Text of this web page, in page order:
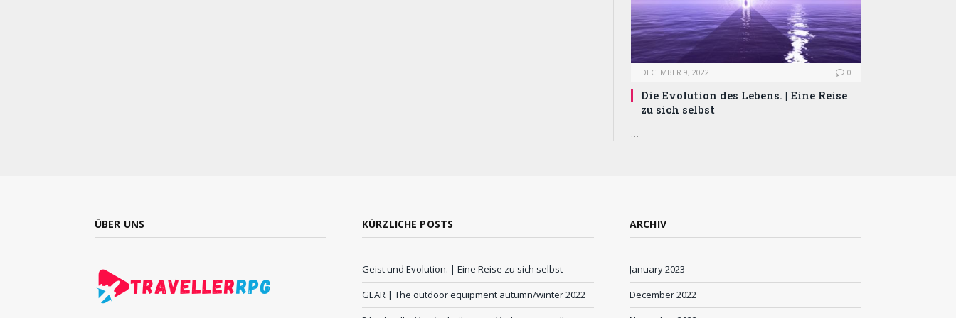
DECEMBER 9, 2022 0
Die Evolution des Lebens. | Eine Reise
zu sich selbst
…
ÜBER UNS KÜRZLICHE POSTS
Geist und Evolution. | Eine Reise zu sich selbst
GEAR | The outdoor equipment autumn/winter 2022
ARCHIV
January 2023
December 2022